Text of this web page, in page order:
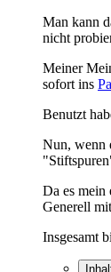
Man kann
nicht
Meiner
sofort ins
Benutzt
Nun, wenn
Da es mein
Generell
Insgesamt